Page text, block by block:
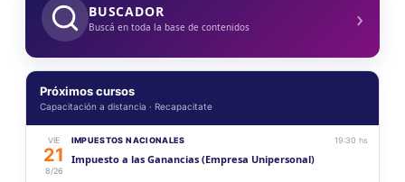
BUSCADOR
Buscá en toda la base de contenidos ›
Próximos cursos
Capacitación a distancia · Recapacitate
VIE
21
8/26
IMPUESTOS NACIONALES 19:30 hs
Impuesto a las Ganancias (Empresa Unipersonal)